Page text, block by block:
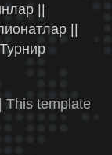
||
||
This template